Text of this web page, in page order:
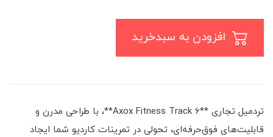
تردمیل تجاری **Axox Fitness Track 6**، با طراحی مدرن و
قابلیت‌های فوق‌حرفه‌ای، تحولی در تمرینات کاردیو شما ایجاد